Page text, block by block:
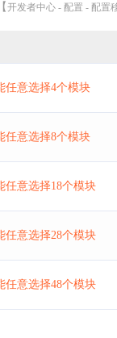
开发者中心 - 配置 - 配置
任意选择4个模块
任意选择8个模块
任意选择18个模块
任意选择28个模块
任意选择48个模块